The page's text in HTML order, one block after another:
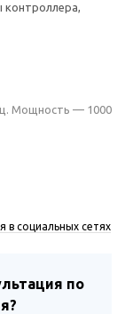
контроллера,
Мощность — 1000
в социальных сетях
по